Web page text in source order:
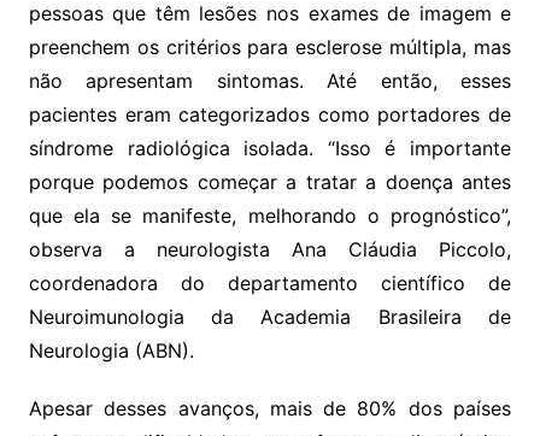
pessoas que têm lesões nos exames de imagem e
preenchem os critérios para esclerose múltipla, mas
não apresentam sintomas. Até então, esses
pacientes eram categorizados como portadores de
síndrome radiológica isolada. “Isso é importante
porque podemos começar a tratar a doença antes
que ela se manifeste, melhorando o prognóstico”,
observa a neurologista Ana Cláudia Piccolo,
coordenadora do departamento científico de
Neuroimunologia da Academia Brasileira de
Neurologia (ABN).
Apesar desses avanços, mais de 80% dos países